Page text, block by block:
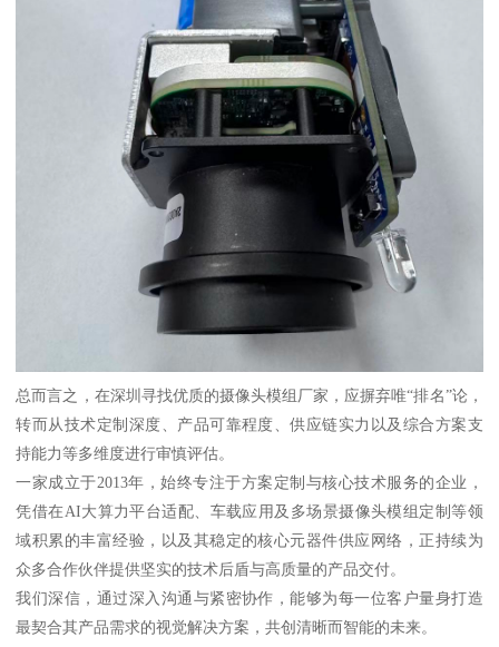
总而言之，在深圳寻找优质的摄像头模组厂家，应摒弃唯“排名”论，
转而从技术定制深度、产品可靠程度、供应链实力以及综合方案支
持能力等多维度进行审慎评估。
一家成立于2013年，始终专注于方案定制与核心技术服务的企业，
凭借在AI大算力平台适配、车载应用及多场景摄像头模组定制等领
域积累的丰富经验，以及其稳定的核心元器件供应网络，正持续为
众多合作伙伴提供坚实的技术后盾与高质量的产品交付。
我们深信，通过深入沟通与紧密协作，能够为每一位客户量身打造
最契合其产品需求的视觉解决方案，共创清晰而智能的未来。